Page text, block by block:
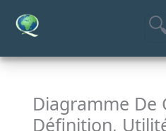
Aller
contenu
Diagramme De
Définition,